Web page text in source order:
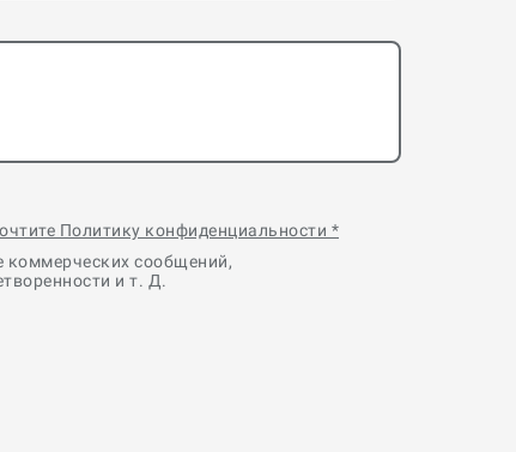
Политику конфиденциальности *
коммерческих сообщений,
и т. Д.